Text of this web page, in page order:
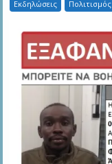
Εκδηλώσεις Πολιτισμός